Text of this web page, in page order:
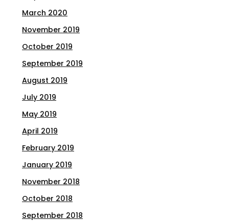
March 2020
November 2019
October 2019
September 2019
August 2019
July 2019
May 2019
April 2019
February 2019
January 2019
November 2018
October 2018
September 2018